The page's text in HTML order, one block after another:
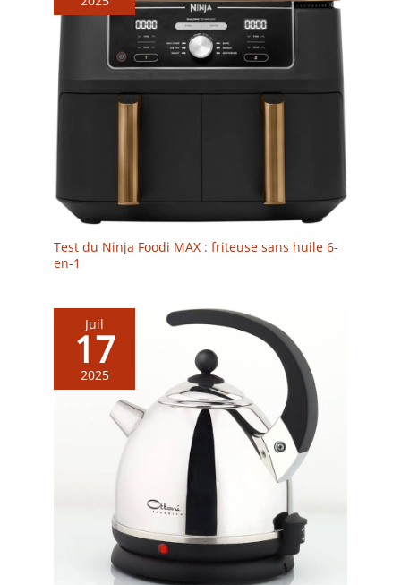
Test du Ninja Foodi MAX : friteuse sans huile 6-
en-1
Juil
17
2025